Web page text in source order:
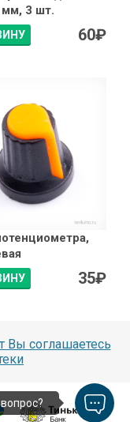
мм, 3 шт.
60₽
35₽
Вы соглашаетесь